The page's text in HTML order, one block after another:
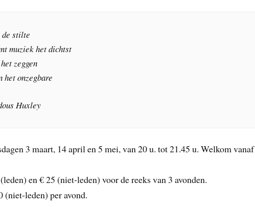
de stilte
muziek het dichtst
zeggen
het onzegbare
Huxley
3 maart, 14 april en 5 mei, van 20 u. tot 21.45 u. Welkom vanaf
en € 25 (niet-leden) voor de reeks van 3 avonden.
(niet-leden) per avond.